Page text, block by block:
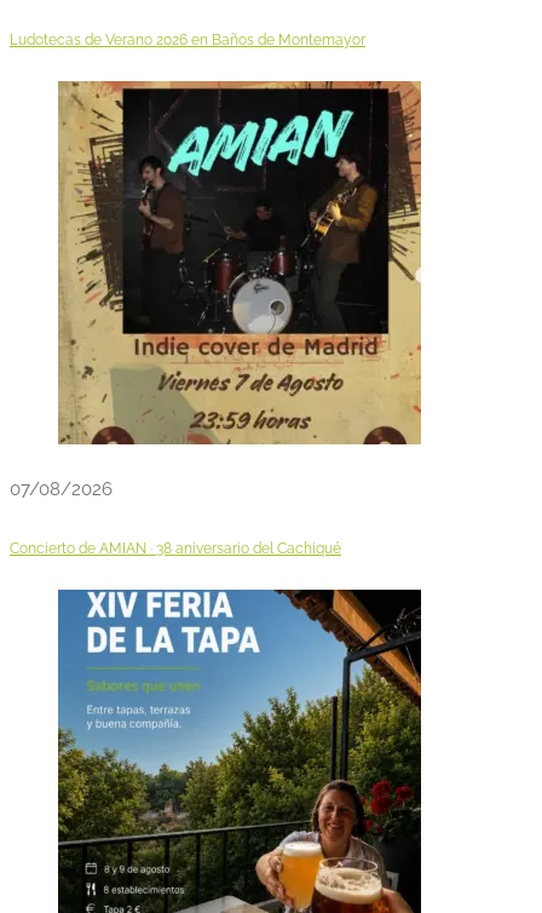
Ludotecas de Verano 2026 en Baños de Montemayor
07/08/2026
Concierto de AMIAN · 38 aniversario del Cachiqué